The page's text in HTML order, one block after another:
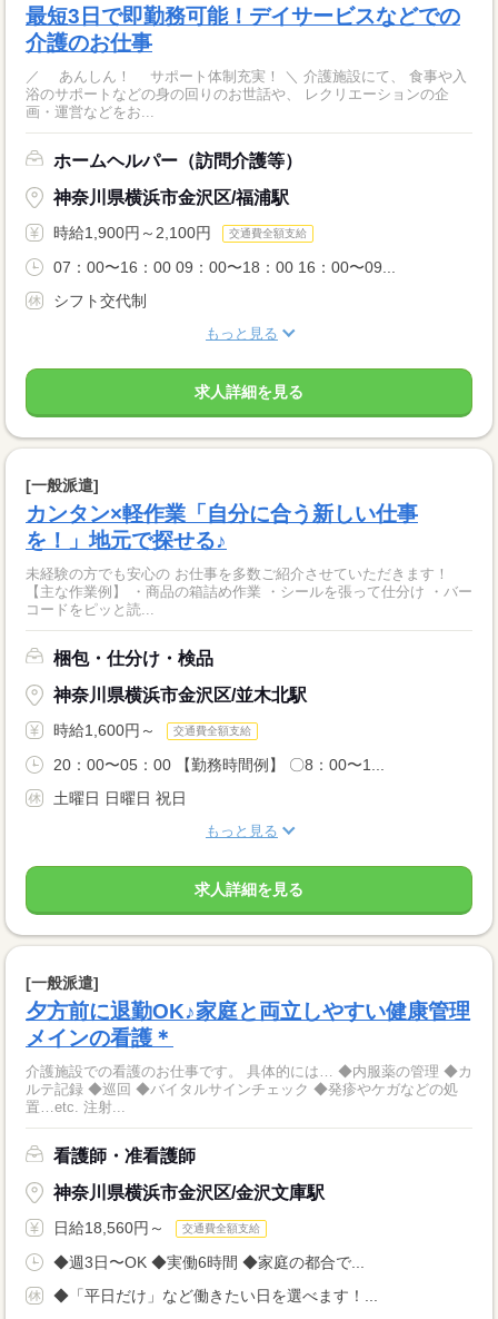
最短3日で即勤務可能！デイサービスなどでの
介護のお仕事
／ あんしん！ サポート体制充実！ ＼ 介護施設にて、 食事や入
浴のサポートなどの身の回りのお世話や、 レクリエーションの企
画・運営などをお...
ホームヘルパー（訪問介護等）
神奈川県横浜市金沢区/福浦駅
時給1,900円～2,100円 交通費全額支給
07：00〜16：00 09：00〜18：00 16：00〜09...
シフト交代制
もっと見る
求人詳細を見る
[一般派遣]
カンタン×軽作業「自分に合う新しい仕事
を！」地元で探せる♪
未経験の方でも安心の お仕事を多数ご紹介させていただきます！
【主な作業例】 ・商品の箱詰め作業 ・シールを張って仕分け ・バー
コードをピッと読...
梱包・仕分け・検品
神奈川県横浜市金沢区/並木北駅
時給1,600円～ 交通費全額支給
20：00〜05：00 【勤務時間例】 〇8：00〜1...
土曜日 日曜日 祝日
もっと見る
求人詳細を見る
[一般派遣]
夕方前に退勤OK♪家庭と両立しやすい健康管理
メインの看護＊
介護施設での看護のお仕事です。 具体的には… ◆内服薬の管理 ◆カ
ルテ記録 ◆巡回 ◆バイタルサインチェック ◆発疹やケガなどの処
置…etc. 注射...
看護師・准看護師
神奈川県横浜市金沢区/金沢文庫駅
日給18,560円～ 交通費全額支給
◆週3日〜OK ◆実働6時間 ◆家庭の都合で...
◆「平日だけ」など働きたい日を選べます！...